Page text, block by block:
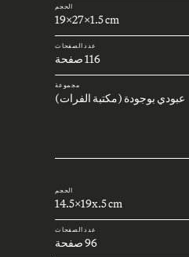
الحجم
19x27x1.5 cm
عدد الصفحات
116 صفحة
مجموعة
عبودي بوجودة (مكتبة الفرات)
الحجم
14.5x19x.5 cm
عدد الصفحات
96 صفحة